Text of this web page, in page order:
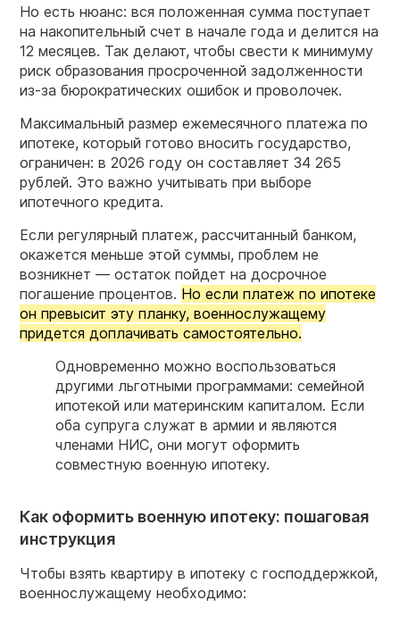
Но есть нюанс: вся положенная сумма поступает
на накопительный счет в начале года и делится на
12 месяцев. Так делают, чтобы свести к минимуму
риск образования просроченной задолженности
из-за бюрократических ошибок и проволочек.
Максимальный размер ежемесячного платежа по
ипотеке, который готово вносить государство,
ограничен: в 2026 году он составляет 34 265
рублей. Это важно учитывать при выборе
ипотечного кредита.
Если регулярный платеж, рассчитанный банком,
окажется меньше этой суммы, проблем не
возникнет — остаток пойдет на досрочное
погашение процентов. Но если платеж по ипотеке
он превысит эту планку, военнослужащему
придется доплачивать самостоятельно.
Одновременно можно воспользоваться
другими льготными программами: семейной
ипотекой или материнским капиталом. Если
оба супруга служат в армии и являются
членами НИС, они могут оформить
совместную военную ипотеку.
Как оформить военную ипотеку: пошаговая
инструкция
Чтобы взять квартиру в ипотеку с господдержкой,
военнослужащему необходимо: